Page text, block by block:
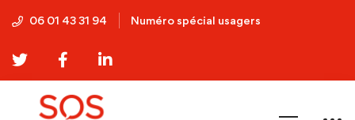
06 01 43 31 94 Numéro spécial usagers